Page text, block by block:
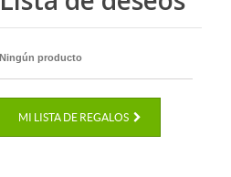
Ningún producto
MI LISTA DE REGALOS